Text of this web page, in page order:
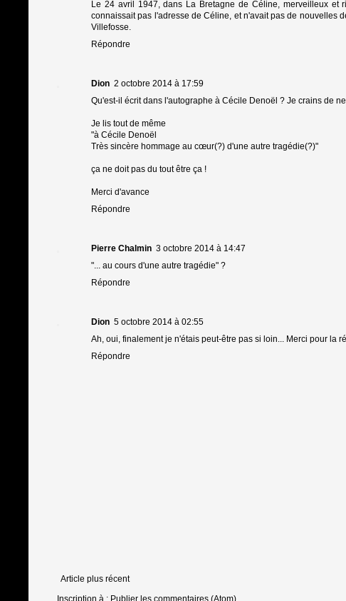
Le 24 avril 1947, dans La Bretagne de Céline, merveilleux
connaissait pas l'adresse de Céline, et n'avait pas de nouvelles
Villefosse.
Répondre
Dion 2 octobre 2014 à 17:59
Qu'est-il écrit dans l'autographe à Cécile Denoël ? Je crains de
Je lis tout de même
"à Cécile Denoël
Très sincère hommage au cœur(?) d'une autre tragédie(?)"
ça ne doit pas du tout être ça !
Merci d'avance
Répondre
Pierre Chalmin 3 octobre 2014 à 14:47
"... au cours d'une autre tragédie" ?
Répondre
Dion 5 octobre 2014 à 02:55
Ah, oui, finalement je n'étais peut-être pas si loin... Merci pour la
Répondre
Article plus récent
Inscription à : Publier les commentaires (Atom)